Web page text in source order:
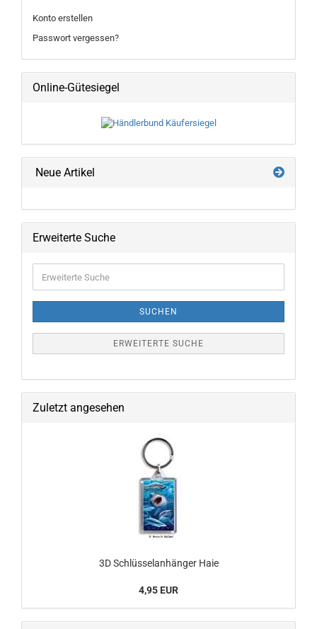
Konto erstellen
Passwort vergessen?
Online-Gütesiegel
Neue Artikel
Erweiterte Suche
Suche
SUCHEN
ERWEITERTE SUCHE
Zuletzt angesehen
3D Schlüsselanhänger Haie
4,95 EUR